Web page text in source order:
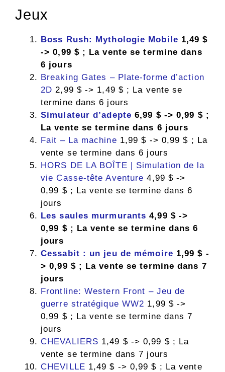
Jeux
Boss Rush: Mythologie Mobile 1,49 $
-> 0,99 $ ; La vente se termine dans
6 jours
Breaking Gates – Plate-forme d’action
2D 2,99 $ -> 1,49 $ ; La vente se
termine dans 6 jours
Simulateur d’adepte 6,99 $ -> 0,99 $ ;
La vente se termine dans 6 jours
Fait – La machine 1,99 $ -> 0,99 $ ; La
vente se termine dans 6 jours
HORS DE LA BOÎTE | Simulation de la
vie Casse-tête Aventure 4,99 $ ->
0,99 $ ; La vente se termine dans 6
jours
Les saules murmurants 4,99 $ ->
0,99 $ ; La vente se termine dans 6
jours
Cessabit : un jeu de mémoire 1,99 $ -
> 0,99 $ ; La vente se termine dans 7
jours
Frontline: Western Front – Jeu de
guerre stratégique WW2 1,99 $ ->
0,99 $ ; La vente se termine dans 7
jours
CHEVALIERS 1,49 $ -> 0,99 $ ; La
vente se termine dans 7 jours
CHEVILLE 1,49 $ -> 0,99 $ ; La vente